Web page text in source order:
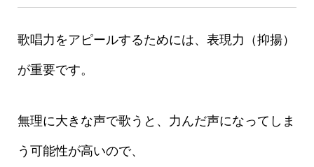
歌唱力をアピールするためには、表現力（抑揚）
が重要です。
無理に大きな声で歌うと、力んだ声になってしま
う可能性が高いので、